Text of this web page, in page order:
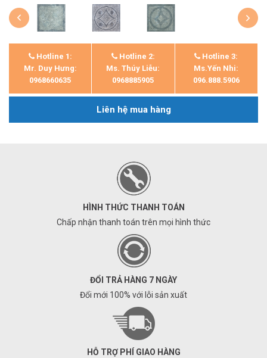
Hotline 1:
Mr. Duy Hưng:
0968660635
Hotline 2:
Ms. Thúy Liễu:
0968885905
Hotline 3:
Ms.Yến Nhi:
096.888.5906
Liên hệ mua hàng
HÌNH THỨC THANH TOÁN
Chấp nhận thanh toán trên mọi hình thức
ĐỔI TRẢ HÀNG 7 NGÀY
Đổi mới 100% với lỗi sản xuất
HỖ TRỢ PHÍ GIAO HÀNG